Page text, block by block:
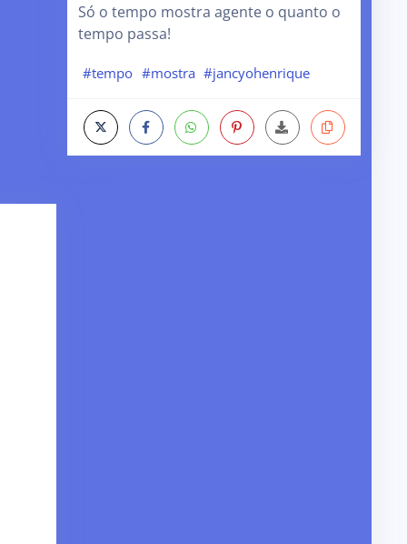
Só o tempo mostra agente o quanto o
tempo passa!
#tempo #mostra #jancyohenrique